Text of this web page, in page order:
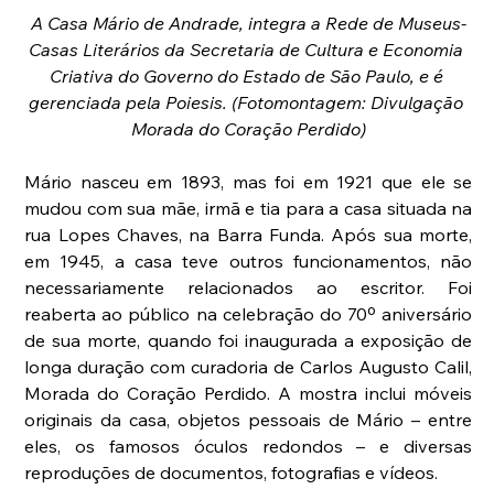
A Casa Mário de Andrade, integra a Rede de Museus-
Casas Literários da Secretaria de Cultura e Economia
Criativa do Governo do Estado de São Paulo, e é
gerenciada pela Poiesis. (Fotomontagem: Divulgação
Morada do Coração Perdido)
Mário nasceu em 1893, mas foi em 1921 que ele se
mudou com sua mãe, irmã e tia para a casa situada na
rua Lopes Chaves, na Barra Funda. Após sua morte,
em 1945, a casa teve outros funcionamentos, não
necessariamente relacionados ao escritor. Foi
reaberta ao público na celebração do 70º aniversário
de sua morte, quando foi inaugurada a exposição de
longa duração com curadoria de Carlos Augusto Calil,
Morada do Coração Perdido. A mostra inclui móveis
originais da casa, objetos pessoais de Mário – entre
eles, os famosos óculos redondos – e diversas
reproduções de documentos, fotografias e vídeos.